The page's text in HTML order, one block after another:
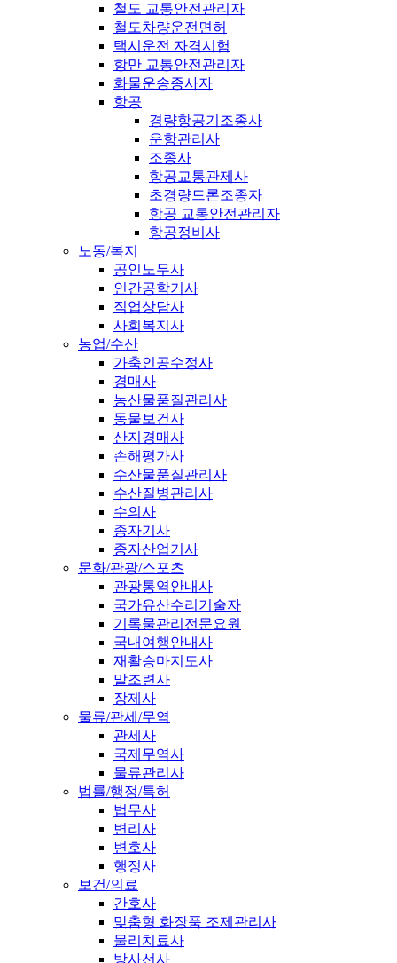
철도 교통안전관리자
철도차량운전면허
택시운전 자격시험
항만 교통안전관리자
화물운송종사자
항공
경량항공기조종사
운항관리사
조종사
항공교통관제사
초경량드론조종자
항공 교통안전관리자
항공정비사
노동/복지
공인노무사
인간공학기사
직업상담사
사회복지사
농업/수산
가축인공수정사
경매사
농산물품질관리사
동물보건사
산지경매사
손해평가사
수산물품질관리사
수산질병관리사
수의사
종자기사
종자산업기사
문화/관광/스포츠
관광통역안내사
국가유산수리기술자
기록물관리전문요원
국내여행안내사
재활승마지도사
말조련사
장제사
물류/관세/무역
관세사
국제무역사
물류관리사
법률/행정/특허
법무사
변리사
변호사
행정사
보건/의료
간호사
맞춤형 화장품 조제관리사
물리치료사
방사선사